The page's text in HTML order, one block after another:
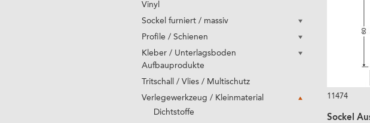
Vinyl
Sockel furniert / massiv
Profile / Schienen
Kleber / Unterlagsboden
Aufbauprodukte
Tritschall / Vlies / Multischutz
Verlegewerkzeug / Kleinmaterial
Dichtstoffe
11474
Sockel